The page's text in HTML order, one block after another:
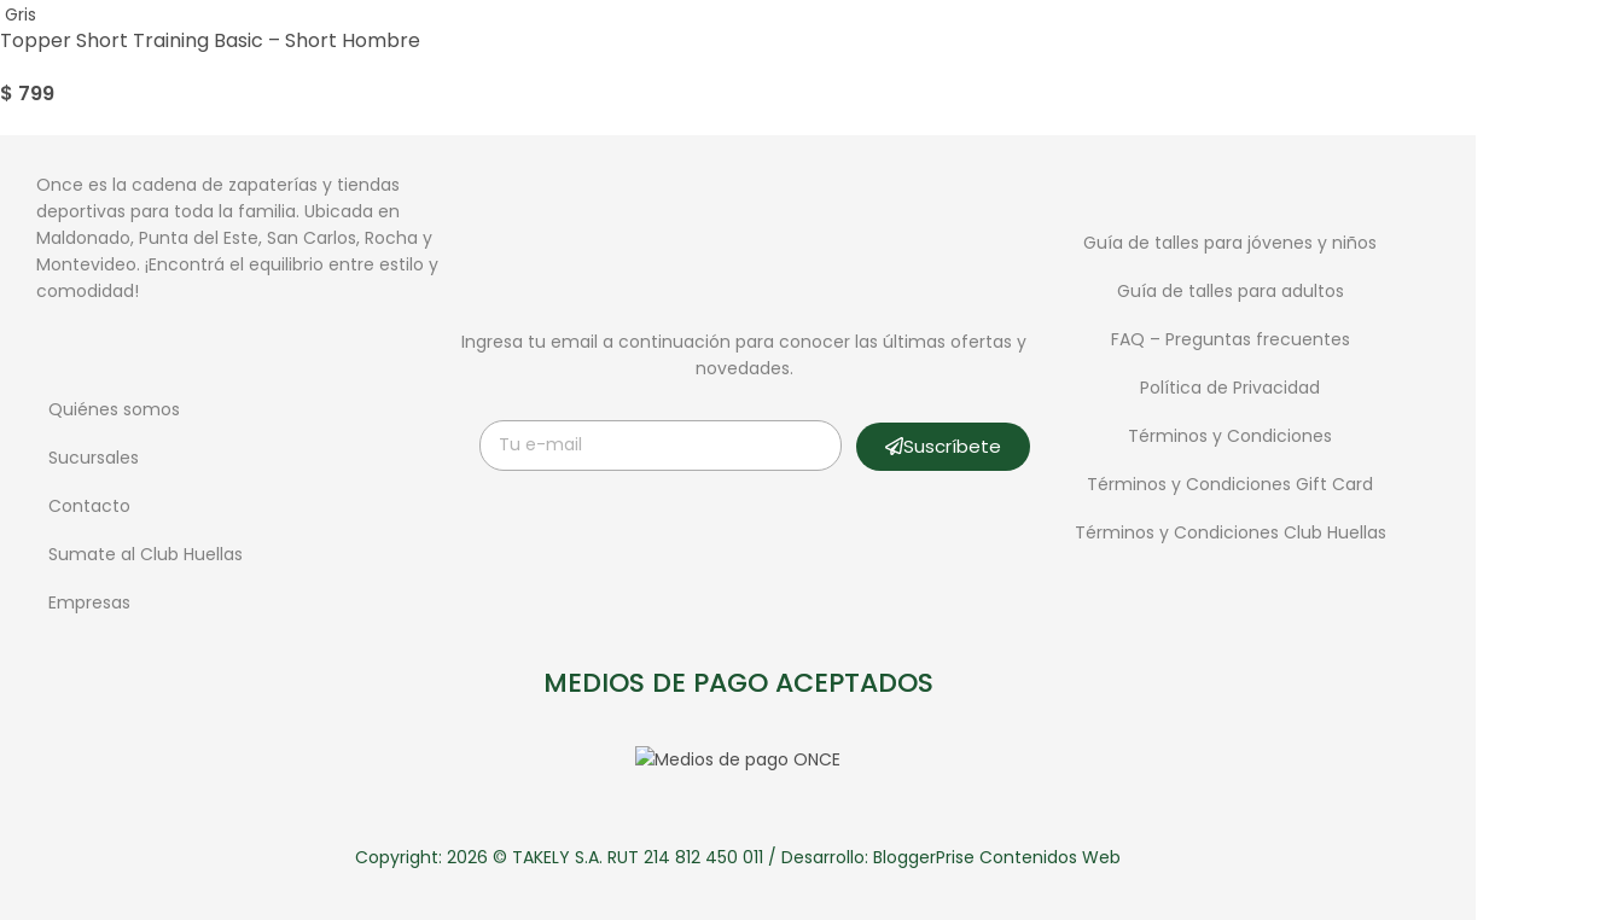
Gris
Topper Short Training Basic – Short Hombre
$ 799
Once es la cadena de zapaterías y tiendas
deportivas para toda la familia. Ubicada en
Maldonado, Punta del Este, San Carlos, Rocha y
Montevideo. ¡Encontrá el equilibrio entre estilo y
comodidad!
Quiénes somos
Sucursales
Contacto
Sumate al Club Huellas
Empresas
Ingresa tu email a continuación para conocer las últimas ofertas y
novedades.
Suscríbete
Guía de talles para jóvenes y niños
Guía de talles para adultos
FAQ – Preguntas frecuentes
Política de Privacidad
Términos y Condiciones
Términos y Condiciones Gift Card
Términos y Condiciones Club Huellas
MEDIOS DE PAGO ACEPTADOS
Copyright: 2026 © TAKELY S.A. RUT 214 812 450 011 / Desarrollo: BloggerPrise Contenidos Web